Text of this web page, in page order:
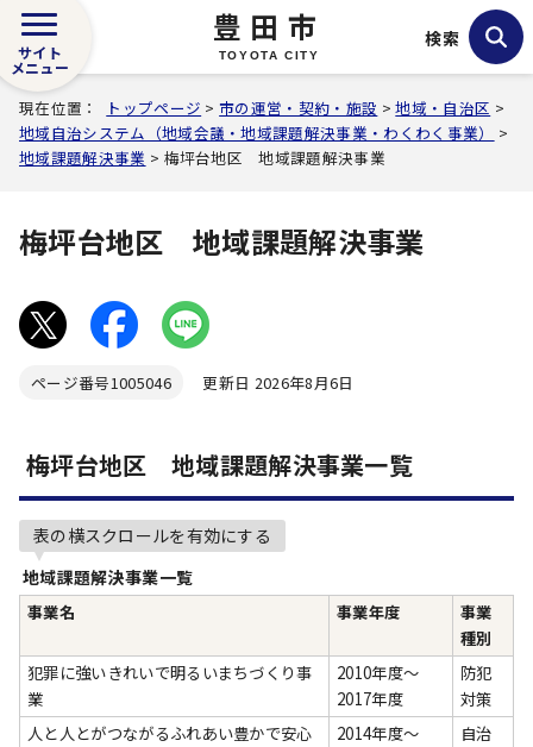
豊田市
TOYOTA CITY
サイト
メニュー
検索
現在位置： トップページ >市の運営・契約・施設 >地域・自治区 >
地域自治システム（地域会議・地域課題解決事業・わくわく事業）
>
地域課題解決事業 > 梅坪台地区 地域課題解決事業
梅坪台地区 地域課題解決事業
ページ番号1005046 更新日 2026年8月6日
梅坪台地区 地域課題解決事業一覧
表の横スクロールを有効にする
地域課題解決事業一覧
事業名 事業年度
事業
種別
犯罪に強いきれいで明るいまちづくり事
業
2010年度～
2017年度
防犯
対策
人と人とがつながるふれあい豊かで安心
2014年度～
自治